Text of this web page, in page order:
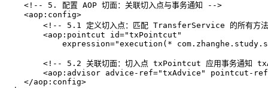
<!-- 5. 配置 AOP 切面：关联切入点与事务通知 -->
<aop:config>
<!-- 5.1 定义切入点：匹配 TransferService 的所有方
<aop:pointcut id="txPointcut"
expression="execution(*
<!-- 5.2 关联切面：切入点 txPointcut 应用事务通知
<aop:advisor advice-ref="txAdvice"
pointcut-ref
</aop:config>